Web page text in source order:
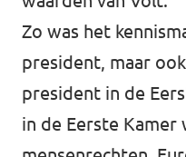
Zo was het
president, maar
president in de
in de Eerste